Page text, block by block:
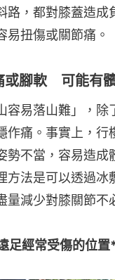
路，都對膝蓋造
易扭傷或關節痛。
或腳軟 可能有
容易落山難」，
作痛。事實上，
勢不當，容易造
方法是可以透過
量減少對膝關節不
足經常受傷的位